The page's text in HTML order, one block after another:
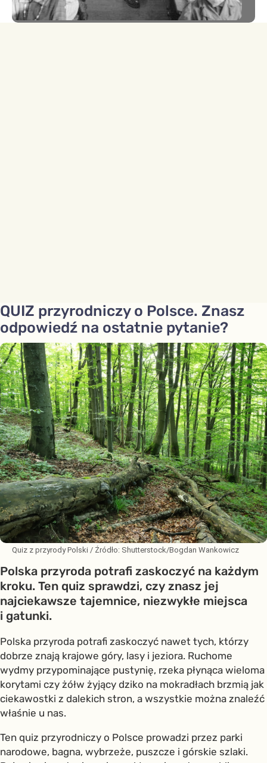
QUIZ przyrodniczy o Polsce. Znasz
odpowiedź na ostatnie pytanie?
Quiz z przyrody Polski / Źródło: Shutterstock/Bogdan Wankowicz
Polska przyroda potrafi zaskoczyć na każdym
kroku. Ten quiz sprawdzi, czy znasz jej
najciekawsze tajemnice, niezwykłe miejsca
i gatunki.
Polska przyroda potrafi zaskoczyć nawet tych, którzy
dobrze znają krajowe góry, lasy i jeziora. Ruchome
wydmy przypominające pustynię, rzeka płynąca wieloma
korytami czy żółw żyjący dziko na mokradłach brzmią jak
ciekawostki z dalekich stron, a wszystkie można znaleźć
właśnie u nas.
Ten quiz przyrodniczy o Polsce prowadzi przez parki
narodowe, bagna, wybrzeże, puszcze i górskie szlaki.